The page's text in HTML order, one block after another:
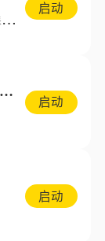
启动
彩虹朋友太空狼人杀(辅助菜单)
启动
启动